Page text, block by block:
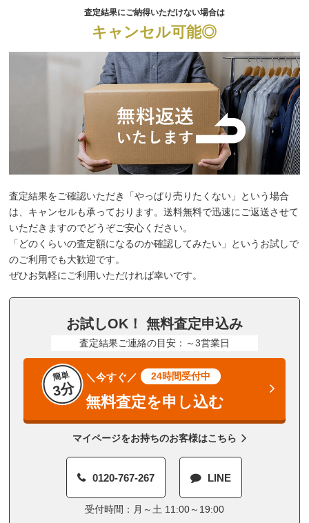
査定結果にご納得いただけない場合は
キャンセル可能◎
査定結果をご確認いただき「やっぱり売りたくない」という場合
は、キャンセルも承っております。送料無料で迅速にご返送させて
いただきますのでどうぞご安心ください。
「どのくらいの査定額になるのか確認してみたい」というお試しで
のご利用でも大歓迎です。
ぜひお気軽にご利用いただければ幸いです。
お試しOK！ 無料査定申込み
査定結果ご連絡の目安：～3営業日
簡単
3分
＼今すぐ／ 24時間受付中
無料査定を申し込む
マイページをお持ちのお客様はこちら
0120-767-267 LINE
受付時間：月～土 11:00～19:00